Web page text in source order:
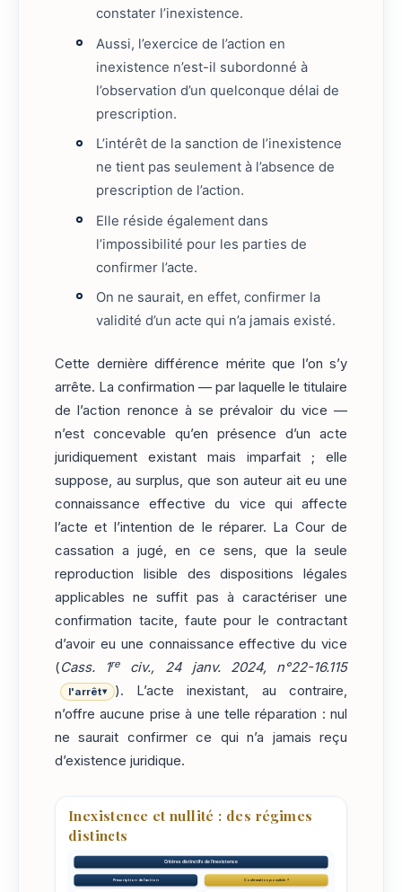
constater l’inexistence.
Aussi, l’exercice de l’action en
inexistence n’est-il subordonné à
l’observation d’un quelconque délai de
prescription.
L’intérêt de la sanction de l’inexistence
ne tient pas seulement à l’absence de
prescription de l’action.
Elle réside également dans
l’impossibilité pour les parties de
confirmer l’acte.
On ne saurait, en effet, confirmer la
validité d’un acte qui n’a jamais existé.
Cette dernière différence mérite que l’on s’y
arrête. La confirmation — par laquelle le titulaire
de l’action renonce à se prévaloir du vice —
n’est concevable qu’en présence d’un acte
juridiquement existant mais imparfait ; elle
suppose, au surplus, que son auteur ait eu une
connaissance effective du vice qui affecte
l’acte et l’intention de le réparer. La Cour de
cassation a jugé, en ce sens, que la seule
reproduction lisible des dispositions légales
applicables ne suffit pas à caractériser une
confirmation tacite, faute pour le contractant
d’avoir eu une connaissance effective du vice
(Cass. 1re civ., 24 janv. 2024, n°22-16.115
l'arrêt▾
). L’acte inexistant, au contraire,
n’offre aucune prise à une telle réparation : nul
ne saurait confirmer ce qui n’a jamais reçu
d’existence juridique.
Inexistence et nullité : des régimes
distincts
Critères distinctifs de l'inexistence
Prescription de l'action Confirmation possible ?